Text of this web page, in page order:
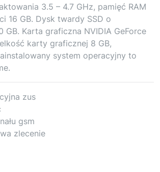
3.5 – 4.7 GHz, pamięć RAM
16 GB. Dysk twardy SSD o
GB. Karta graficzna NVIDIA GeForce
karty graficznej 8 GB,
system operacyjny to
zus
gsm
zlecenie